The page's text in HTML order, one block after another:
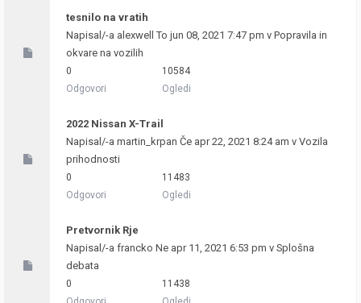
tesnilo na vratih
Napisal/-a alexwell To jun 08, 2021 7:47 pm v Popravila in
okvare na vozilih
0
Odgovori
10584
Ogledi
2022 Nissan X-Trail
Napisal/-a martin_krpan Če apr 22, 2021 8:24 am v Vozila
prihodnosti
0
Odgovori
11483
Ogledi
Pretvornik Rje
Napisal/-a francko Ne apr 11, 2021 6:53 pm v Splošna
debata
0
11438